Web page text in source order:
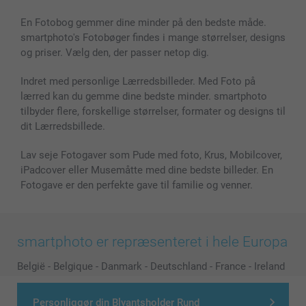
Personliggør din Blyantsholder Rund
Cover til mobil & tablet
MyNameBook
Fotorammer & Tilbehør
Alle fotoprodukter
Sitemap
Betingelser og garantier
smartbonus
Priser & betaling
En Fotobog gemmer dine minder på den bedste måde.
smartphoto's Fotobøger findes i mange størrelser, designs
og priser. Vælg den, der passer netop dig.
Indret med personlige Lærredsbilleder. Med Foto på
lærred kan du gemme dine bedste minder. smartphoto
tilbyder flere, forskellige størrelser, formater og designs til
dit Lærredsbillede.
Lav seje Fotogaver som Pude med foto, Krus, Mobilcover,
iPadcover eller Musemåtte med dine bedste billeder. En
Fotogave er den perfekte gave til familie og venner.
smartphoto er repræsenteret i hele Europa
België - Belgique - Danmark - Deutschland - France - Ireland
- Nederland - Norge - Österreich - Schweiz - Suisse -
Switzerland - Suomi Sverige - United Kingdom